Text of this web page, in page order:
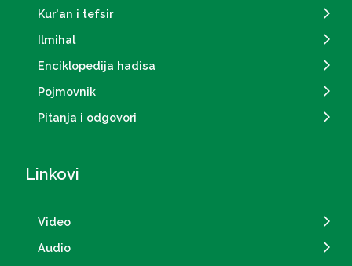
Kur'an i tefsir
Ilmihal
Enciklopedija hadisa
Pojmovnik
Pitanja i odgovori
Linkovi
Video
Audio